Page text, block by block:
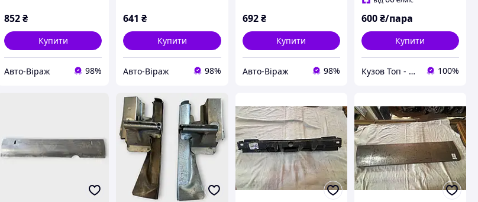
852₴
Купити
Авто-Віраж 98%
641 ₴
Купити
Авто-Віраж 98%
692 ₴
Купити
Авто-Віраж 98%
600₴/пара
Купити
Кузов Топ - кузовні запчастини, які стають як рідні 100%